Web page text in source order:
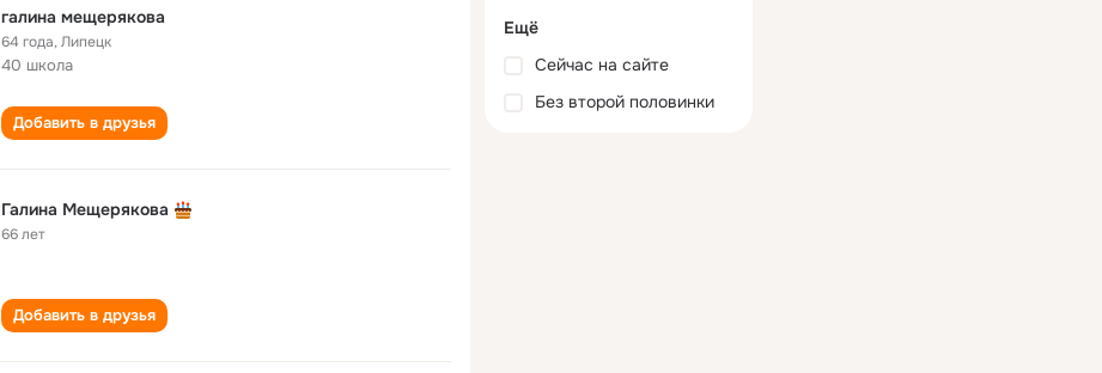
галина мещерякова
64 года,Липецк
40 школа
Добавить в друзья
Галина Мещерякова
66 лет
Добавить в друзья
Ещё
Сейчас на сайте
Без второй половинки